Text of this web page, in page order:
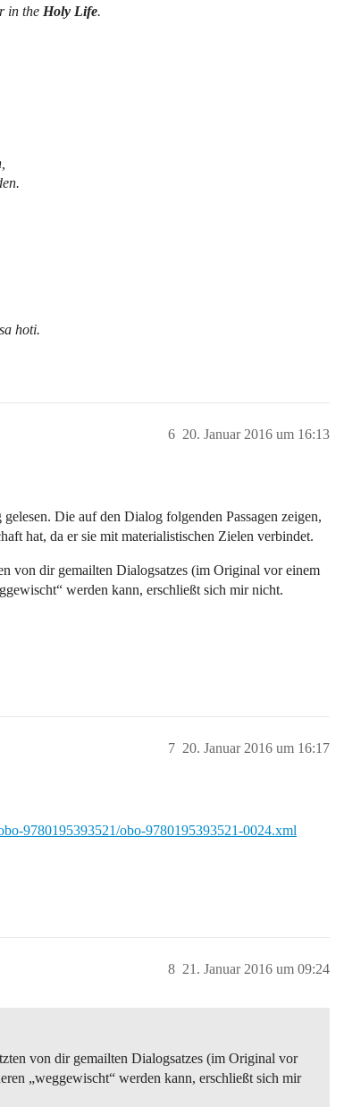
in the Holy Life.
hoti.
20. Januar 2016 um 16:13
6
Die auf den Dialog folgenden Passagen zeigen,
hat, da er sie mit materialistischen Zielen verbindet.
von dir gemailten Dialogsatzes (im Original vor einem
werden kann, erschließt sich mir nicht.
20. Januar 2016 um 16:17
7
9780195393521/obo-9780195393521-0024.xml
21. Januar 2016 um 09:24
8
von dir gemailten Dialogsatzes (im Original vor
„weggewischt“ werden kann, erschließt sich mir